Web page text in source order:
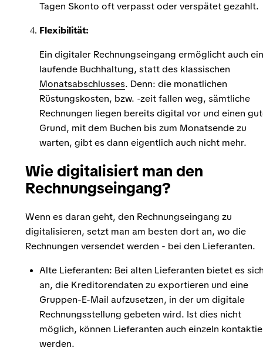
Tagen Skonto oft verpasst oder verspätet gezahlt.
Flexibilität:
Ein digitaler Rechnungseingang ermöglicht auch
laufende Buchhaltung, statt des klassischen
Monatsabschlusses. Denn: die monatlichen
Rüstungskosten, bzw. -zeit fallen weg, sämtliche
Rechnungen liegen bereits digital vor und einen
Grund, mit dem Buchen bis zum Monatsende zu
warten, gibt es dann eigentlich auch nicht mehr.
Wie digitalisiert man den
Rechnungseingang?
Wenn es daran geht, den Rechnungseingang zu
digitalisieren, setzt man am besten dort an, wo die
Rechnungen versendet werden - bei den Lieferanten.
Alte Lieferanten: Bei alten Lieferanten bietet es
an, die Kreditorendaten zu exportieren und eine
Gruppen-E-Mail aufzusetzen, in der um digitale
Rechnungsstellung gebeten wird. Ist dies nicht
möglich, können Lieferanten auch einzeln
werden.